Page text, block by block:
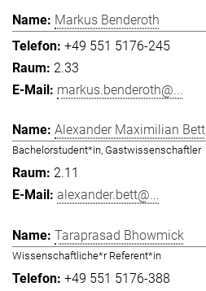
Markus Benderoth
+49 551 5176-245
2.33
markus.benderoth@...
Alexander Maximilian Bett
Bachelorstudent*in, Gastwissenschaftler
2.11
alexander.bett@...
Taraprasad Bhowmick
Wissenschaftliche*r Referent*in
+49 551 5176-388